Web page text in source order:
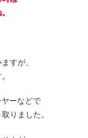
すが、
ーなどで
りました。